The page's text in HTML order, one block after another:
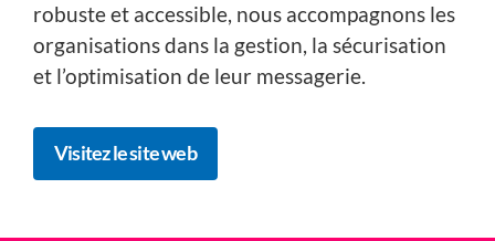
robuste et accessible, nous accompagnons les
organisations dans la gestion, la sécurisation
et l’optimisation de leur messagerie.
Visitez le site web